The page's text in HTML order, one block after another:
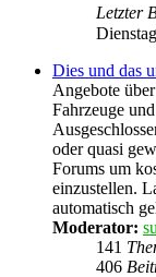
Letzter
Dies und das
Angebote
Fahrzeuge
oder quasi
Forums um
einzustellen.
automatisch
Moderator:
141
406